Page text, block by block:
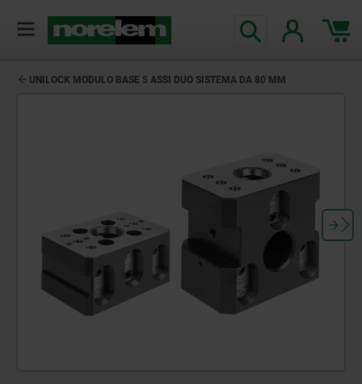
UNILOCK MODULO BASE 5 ASSI DUO SISTEMA DA 80 MM